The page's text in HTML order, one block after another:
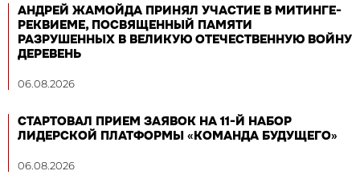
АНДРЕЙ ЖАМОЙДА ПРИНЯЛ УЧАСТИЕ В МИТИНГЕ-
РЕКВИЕМЕ, ПОСВЯЩЕННЫЙ ПАМЯТИ
РАЗРУШЕННЫХ В ВЕЛИКУЮ ОТЕЧЕСТВЕННУЮ ВОЙНУ
ДЕРЕВЕНЬ
06.08.2026
СТАРТОВАЛ ПРИЕМ ЗАЯВОК НА 11-Й НАБОР
ЛИДЕРСКОЙ ПЛАТФОРМЫ «КОМАНДА БУДУЩЕГО»
06.08.2026